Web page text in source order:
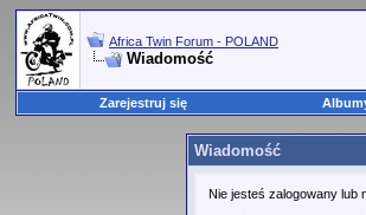
Africa Twin Forum - POLAND
Wiadomość
Zarejestruj się
Wiadomość
Nie jesteś zalogowany lub